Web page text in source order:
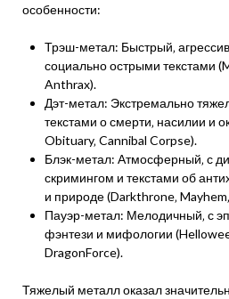
особенности:
Трэш-метал: Быстрый‚
социально острыми текстами
Anthrax).
Дэт-метал: Экстремально
текстами о смерти‚ насилии и
Obituary‚ Cannibal Corpse).
Блэк-метал: Атмосферный‚ с
скримингом и текстами об
и природе (Darkthrone‚
Пауэр-метал: Мелодичный‚ с
фэнтези и мифологии
DragonForce).
Тяжелый металл оказал